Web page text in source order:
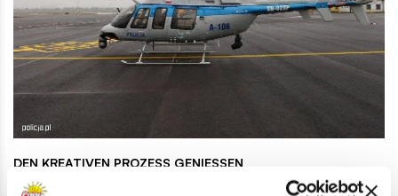
DEN KREATIVEN PROZESS GENIESSEN
Jetzt haben Sie die einmalige Gelegenheit, ein Modell dieses